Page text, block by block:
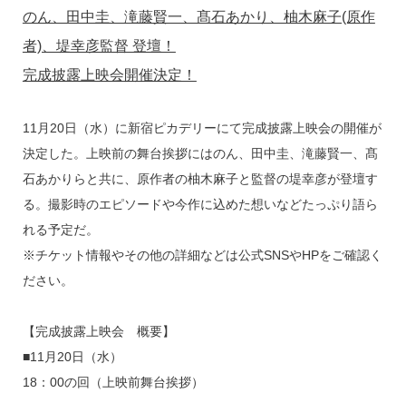
のん、田中圭、滝藤賢一、髙石あかり、柚木麻子(原作
者)、堤幸彦監督 登壇！
完成披露上映会開催決定！
11月20日（水）に新宿ピカデリーにて完成披露上映会の開催が
決定した。上映前の舞台挨拶にはのん、田中圭、滝藤賢一、髙
石あかりらと共に、原作者の柚木麻子と監督の堤幸彦が登壇す
る。撮影時のエピソードや今作に込めた想いなどたっぷり語ら
れる予定だ。
※チケット情報やその他の詳細などは公式SNSやHPをご確認く
ださい。
【完成披露上映会 概要】
■11月20日（水）
18：00の回（上映前舞台挨拶）